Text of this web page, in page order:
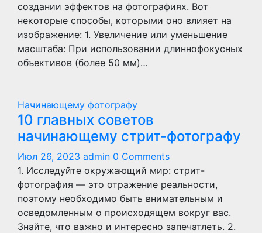
создании эффектов на фотографиях. Вот
некоторые способы, которыми оно влияет на
изображение: 1. Увеличение или уменьшение
масштаба: При использовании длиннофокусных
объективов (более 50 мм)…
Начинающему фотографу
10 главных советов
начинающему стрит-фотографу
Июл 26, 2023 admin 0 Comments
1. Исследуйте окружающий мир: стрит-
фотография — это отражение реальности,
поэтому необходимо быть внимательным и
осведомленным о происходящем вокруг вас.
Знайте, что важно и интересно запечатлеть. 2.